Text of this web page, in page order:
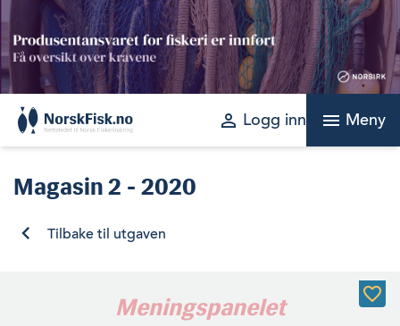
Skip
to
content
perm_identity Logg inn menu Meny
Magasin2 - 2020
Tilbake til utgaven
Meningspanelet